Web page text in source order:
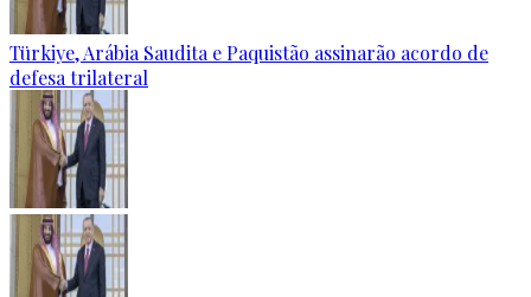
Türkiye, Arábia Saudita e Paquistão assinarão acordo de
defesa trilateral